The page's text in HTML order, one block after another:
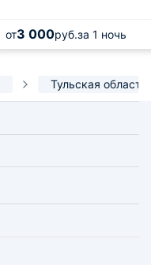
от3 000руб.за 1 ночь
Тульская область